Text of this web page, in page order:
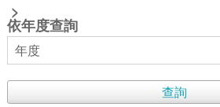
>
依年度查詢